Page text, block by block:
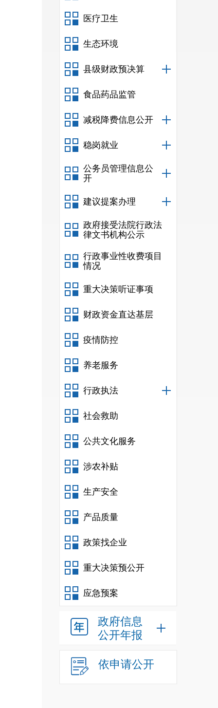
医疗卫生
生态环境
县级财政预决算
食品药品监管
减税降费信息公开
稳岗就业
公务员管理信息公
开
建议提案办理
政府接受法院行政法
律文书机构公示
行政事业性收费项目
情况
重大决策听证事项
财政资金直达基层
疫情防控
养老服务
行政执法
社会救助
公共文化服务
涉农补贴
生产安全
产品质量
政策找企业
重大决策预公开
应急预案
政府信息
公开年报
依申请公开